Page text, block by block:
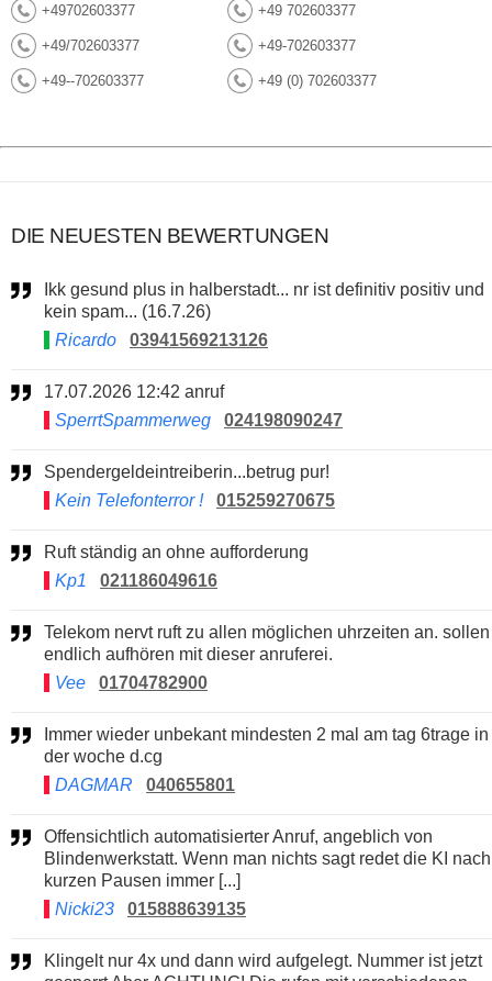
+49702603377 +49 702603377
+49/702603377 +49-702603377
+49--702603377 +49 (0) 702603377
DIE NEUESTEN BEWERTUNGEN
kein spam... (16.7.26)
Ricardo
03941569213126
17.07.2026 12:42 anruf
SperrtSpammerweg
024198090247
Spendergeldeintreiberin...betrug pur!
Kein Telefonterror !
015259270675
Ruft ständig an ohne aufforderung
Kp1
021186049616
Telekom nervt ruft zu allen möglichen uhrzeiten an. sollen
endlich aufhören mit dieser anruferei.
Vee
01704782900
der woche d.cg
DAGMAR
040655801
Offensichtlich automatisierter Anruf, angeblich von
Blindenwerkstatt. Wenn man nichts sagt redet die KI nach
kurzen Pausen immer [...]
Nicki23
015888639135
Klingelt nur 4x und dann wird aufgelegt. Nummer ist jetzt